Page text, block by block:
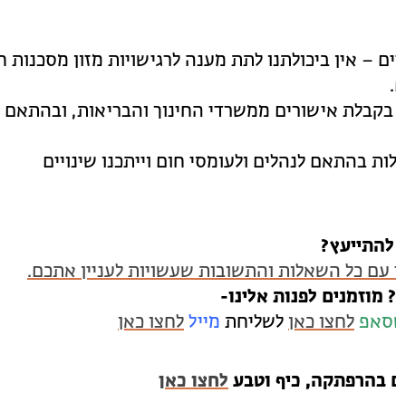
– אין ביכולתנו לתת מענה לרגישויות מזון מסכנות
אישורים ממשרדי החינוך והבריאות, ובהתאם
בהתאם לנהלים ולעומסי חום וייתכנו שינויים
עם כל השאלות והתשובות שעשויות לעניין אתכם.
לפנות אלינו-
לחצו כאן לשליחת מייל לחצו כאן
בהרפתקה, כיף וטבע לחצו כאן